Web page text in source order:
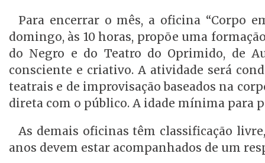
Para encerrar o mês, a oficina “Corpo
domingo, às 10 horas, propõe uma
do Negro e do Teatro do Oprimido, de
consciente e criativo. A atividade será
teatrais e de improvisação baseados na
direta com o público. A idade mínima para
As demais oficinas têm classificação
anos devem estar acompanhados de um